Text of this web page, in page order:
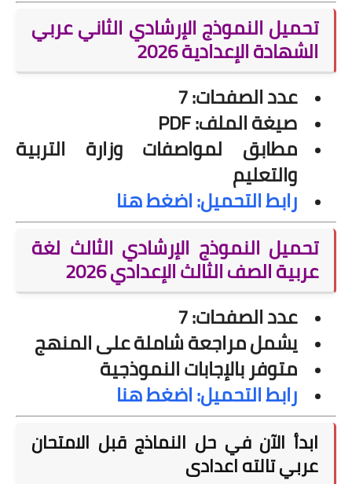
تحميل النموذج الإرشادي الثاني عربي
الشهادة الإعدادية 2026
عدد الصفحات: 7
صيغة الملف: PDF
مطابق لمواصفات وزارة التربية
والتعليم
رابط التحميل: اضغط هنا
تحميل النموذج الإرشادي الثالث لغة
عربية الصف الثالث الإعدادي 2026
عدد الصفحات: 7
يشمل مراجعة شاملة على المنهج
متوفر بالإجابات النموذجية
رابط التحميل: اضغط هنا
ابدأ الآن في حل النماذج قبل الامتحان
عربي تالته اعدادى